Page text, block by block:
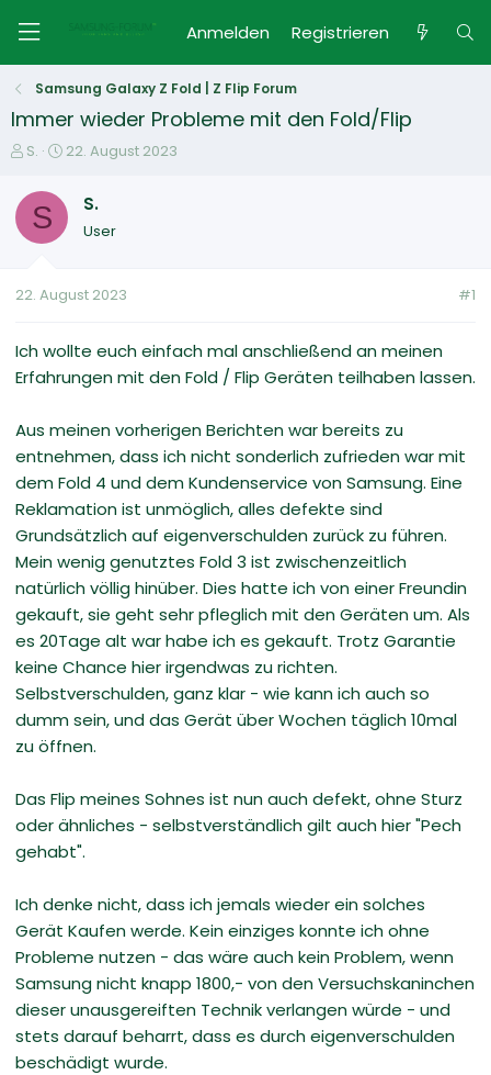
Anmelden Registrieren
Samsung Galaxy Z Fold | Z Flip Forum
Immer wieder Probleme mit den Fold/Flip
E
s
e
e
S.
E
t
t
m
22. August 2023
S S.
User
22. August 2023 #1
Ich wollte euch einfach mal anschließend an meinen
Erfahrungen mit den Fold / Flip Geräten teilhaben lassen.
Aus meinen vorherigen Berichten war bereits zu
entnehmen, dass ich nicht sonderlich zufrieden war mit
dem Fold 4 und dem Kundenservice von Samsung. Eine
Reklamation ist unmöglich, alles defekte sind
Grundsätzlich auf eigenverschulden zurück zu führen.
Mein wenig genutztes Fold 3 ist zwischenzeitlich
natürlich völlig hinüber. Dies hatte ich von einer Freundin
gekauft, sie geht sehr pfleglich mit den Geräten um. Als
es 20Tage alt war habe ich es gekauft. Trotz Garantie
keine Chance hier irgendwas zu richten.
Selbstverschulden, ganz klar - wie kann ich auch so
dumm sein, und das Gerät über Wochen täglich 10mal
zu öffnen.
Das Flip meines Sohnes ist nun auch defekt, ohne Sturz
oder ähnliches - selbstverständlich gilt auch hier "Pech
gehabt".
Ich denke nicht, dass ich jemals wieder ein solches
Gerät Kaufen werde. Kein einziges konnte ich ohne
Probleme nutzen - das wäre auch kein Problem, wenn
Samsung nicht knapp 1800,- von den Versuchskaninchen
dieser unausgereiften Technik verlangen würde - und
stets darauf beharrt, dass es durch eigenverschulden
beschädigt wurde.